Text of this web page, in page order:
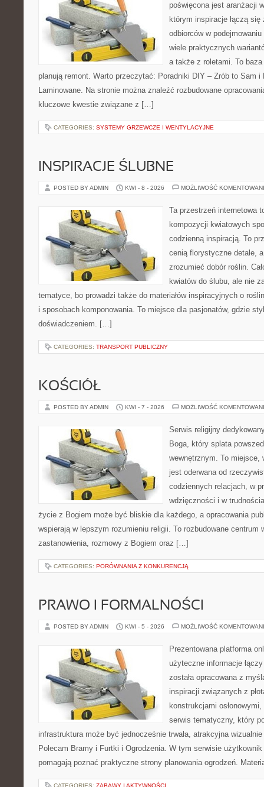
poświęcona jest aranżacji
którym inspiracje łączą
odbiorców w
wiele praktycznych
a także z roletami. To
planują remont. Warto przeczytać: Poradniki DIY – Zrób to Sam i
Laminowane. Na stronie można znaleźć rozbudowane
kluczowe kwestie związane z […]
CATEGORIES: SYSTEMY GRZEWCZE I WENTYLACYJNE
INSPIRACJE ŚLUBNE
POSTED BY ADMIN KWI - 8 - 2026 MOŻLIWOŚĆ
Ta przestrzeń internetowa
kompozycji kwiatowych
codzienną inspiracją. To
cenią florystyczne detale,
zrozumieć dobór roślin.
kwiatów do ślubu, ale nie
tematyce, bo prowadzi także do materiałów inspiracyjnych o
i sposobach komponowania. To miejsce dla pasjonatów, gdzie
doświadczeniem. […]
CATEGORIES: TRANSPORT PUBLICZNY
KOŚCIÓŁ
POSTED BY ADMIN KWI - 7 - 2026 MOŻLIWOŚĆ
Serwis religijny
Boga, który splata
wewnętrznym. To miejsce,
jest oderwana od
codziennych relacjach, w
wdzięczności i w
życie z Bogiem może być bliskie dla każdego, a opracowania
wspierają w lepszym rozumieniu religii. To rozbudowane centrum
zastanowienia, rozmowy z Bogiem oraz […]
CATEGORIES: PORÓWNANIA Z KONKURENCJĄ
PRAWO I FORMALNOŚCI
POSTED BY ADMIN KWI - 5 - 2026 MOŻLIWOŚĆ
Prezentowana platforma
użyteczne informacje
została opracowana z
inspiracji związanych z
konstrukcjami
serwis tematyczny, który
infrastruktura może być jednocześnie trwała, atrakcyjna
Polecam Bramy i Furtki i Ogrodzenia. W tym serwisie użytkownik
pomagają poznać praktyczne strony planowania ogrodzeń.
CATEGORIES: ZABAWY I AKTYWNOŚCI